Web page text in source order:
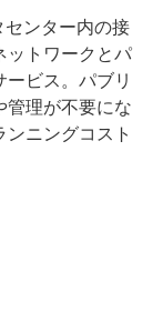
ンター内の接
ットワークとパ
ビス。パブリ
管理が不要にな
ニングコスト